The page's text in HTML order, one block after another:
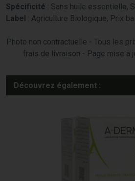
Spécificité : Sans huile essentielle,
Label : Agriculture Biologique, Prix
Photo non contractuelle - Tous les
frais de livraison - Page mise à
Découvrez également :